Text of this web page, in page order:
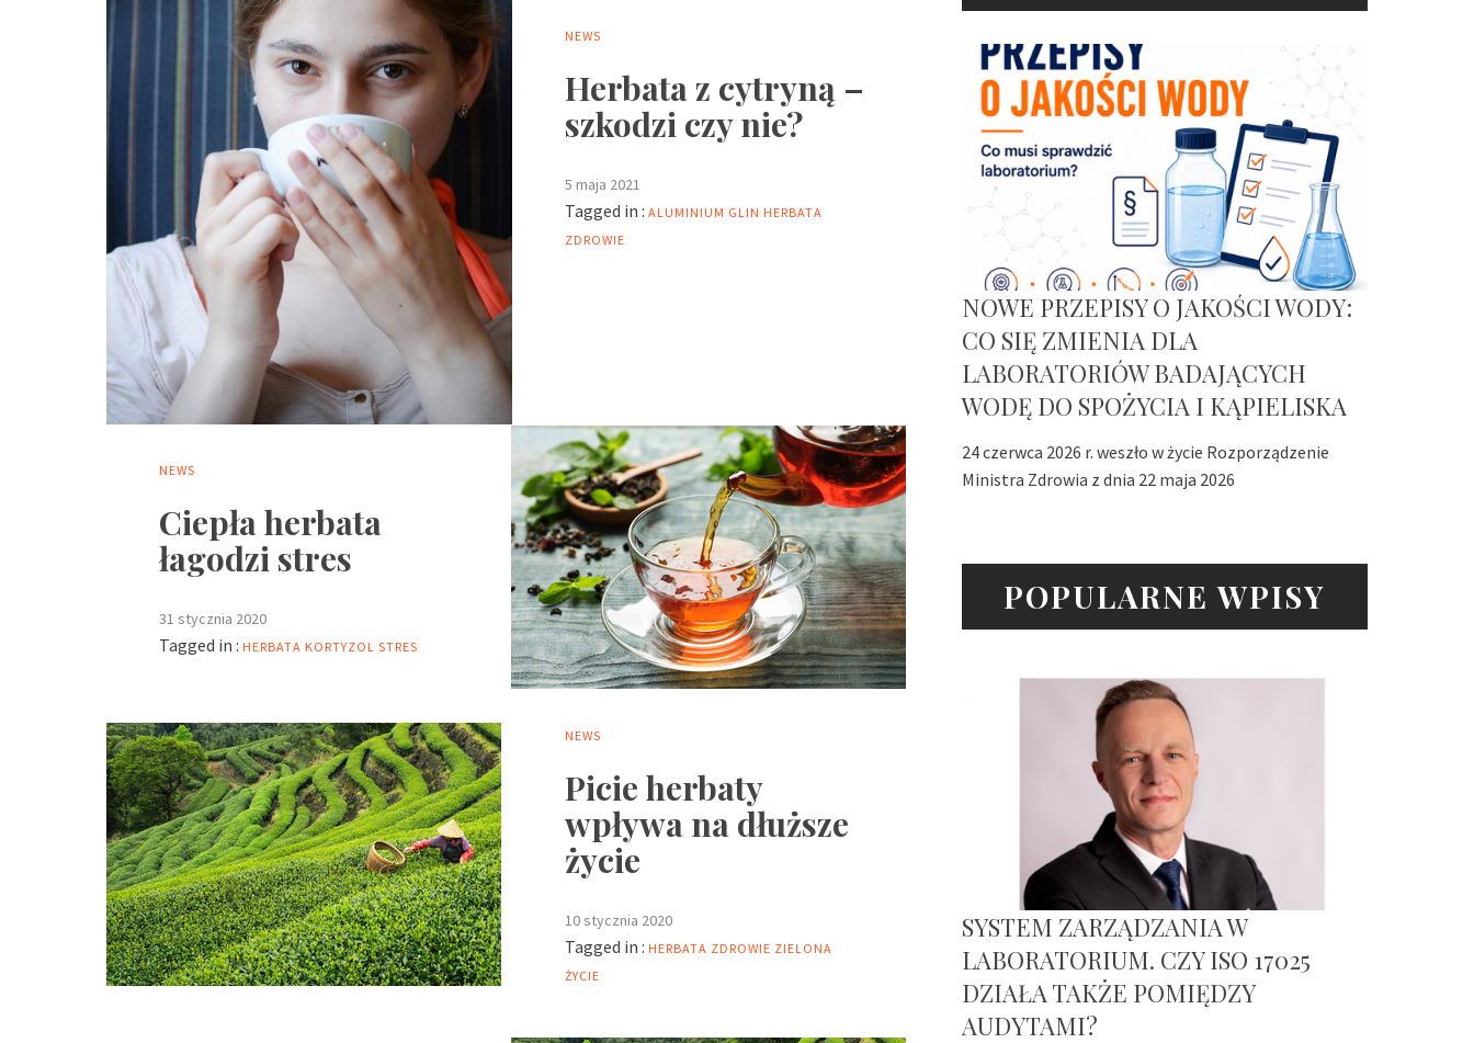
NEWS
Herbata z cytryną –
szkodzi czy nie?
5 maja 2021
Tagged in : ALUMINIUM GLIN HERBATA
ZDROWIE
NEWS
Ciepła herbata
łagodzi stres
31 stycznia 2020
Tagged in : HERBATA KORTYZOL STRES
NEWS
Picie herbaty
wpływa na dłuższe
życie
10 stycznia 2020
Tagged in : HERBATA ZDROWIE ZIELONA
ŻYCIE
NOWE PRZEPISY O JAKOŚCI WODY:
CO SIĘ ZMIENIA DLA
LABORATORIÓW BADAJĄCYCH
WODĘ DO SPOŻYCIA I KĄPIELISKA
24 czerwca 2026 r. weszło w życie Rozporządzenie
Ministra Zdrowia z dnia 22 maja 2026
POPULARNE WPISY
SYSTEM ZARZĄDZANIA W
LABORATORIUM. CZY ISO 17025
DZIAŁA TAKŻE POMIĘDZY
AUDYTAMI?